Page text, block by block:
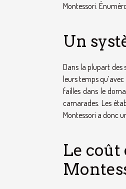
Montessori.
Un
Dans la plupart des
leurs temps
failles dans le
camarades. Les
Montessori a donc
Le coût